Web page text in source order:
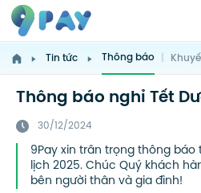
Tin tức Thông báo |
Thông báo nghỉ Tết
30/12/2024
9Pay xin trân trọng thông
lịch 2025. Chúc Quý khách
bên người thân và gia đình!